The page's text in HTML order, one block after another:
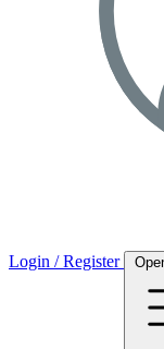
Login / Register